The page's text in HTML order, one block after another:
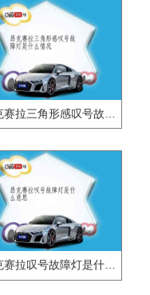
昂克赛拉叹号故障灯是什么意思